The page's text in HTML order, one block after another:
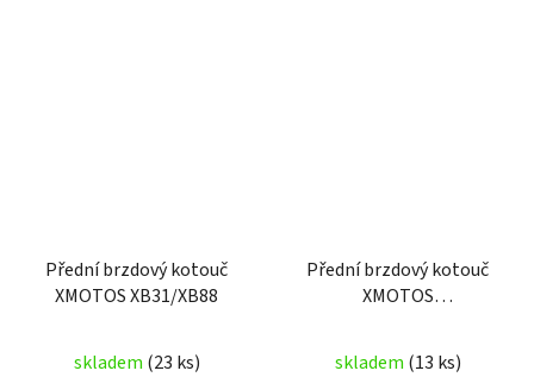
Přední brzdový kotouč
XMOTOS XB31/XB88
skladem (23 ks)
Přední brzdový kotouč
XMOTOS
125cc
skladem (13 ks)